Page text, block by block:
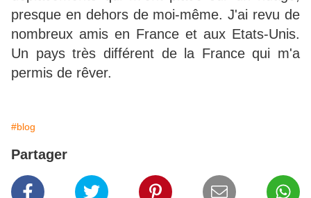
presque en dehors de moi-même. J'ai revu de
nombreux amis en France et aux Etats-Unis.
Un pays très différent de la France qui m'a
permis de rêver.
#blog
Partager